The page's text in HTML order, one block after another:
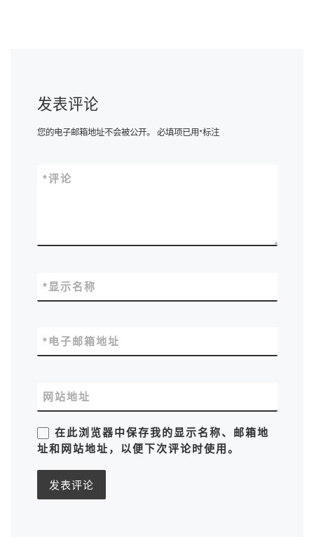
发表评论
您的电子邮箱地址不会被公开。 必填项已用*标注
评论
*
显示名称
*
电子邮箱地址
*
网站地址
在此浏览器中保存我的显示名称、邮箱地
址和网站地址，以便下次评论时使用。